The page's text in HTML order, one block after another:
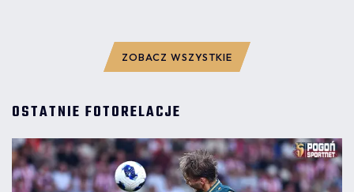
ZOBACZ WSZYSTKIE
OSTATNIE FOTORELACJE